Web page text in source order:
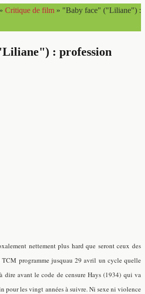
Critique de film » "Baby face" ("Liliane") :
: profession
nettement plus hard que seront ceux des
TCM programme jusquau 29 avril un cycle quelle
dire avant le code de censure Hays (1934) qui va
pour les vingt années à suivre. Ni sexe ni violence